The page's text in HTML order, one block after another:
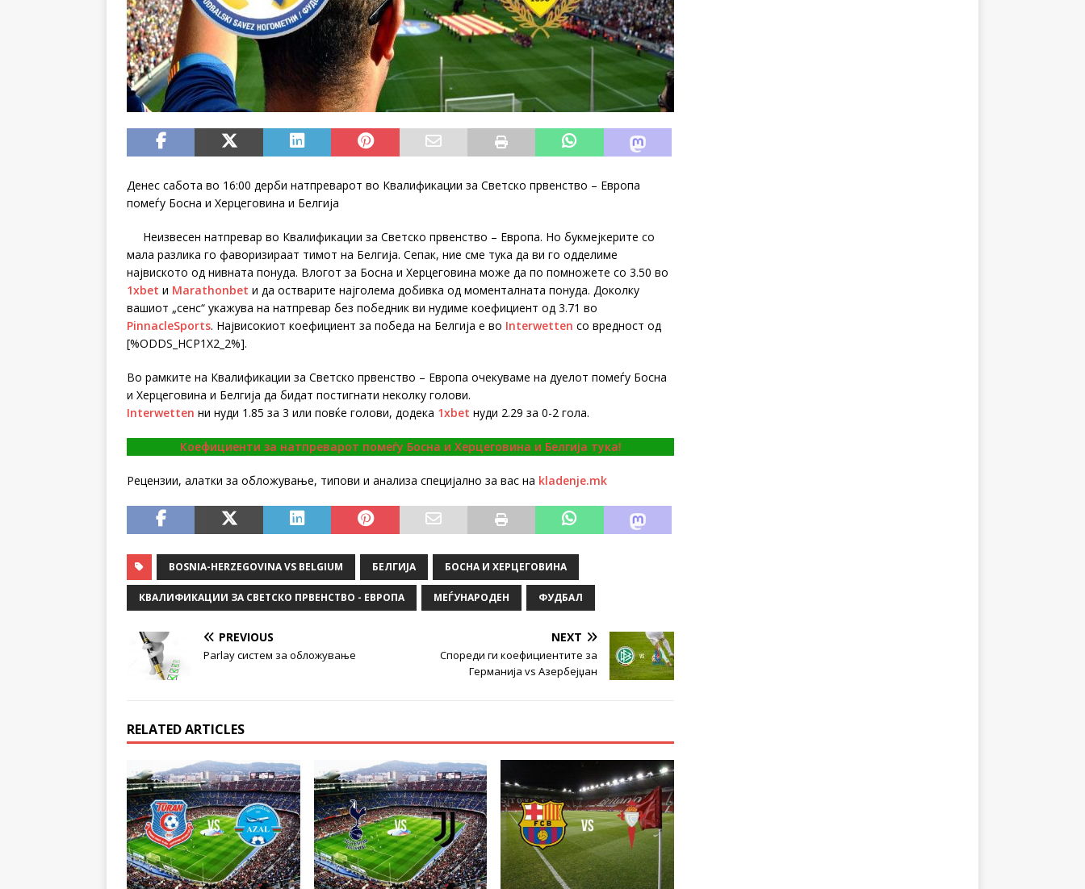
Денес сабота во 16:00 дерби натпреварот во Квалификации за Светско првенство – Европа
помеѓу Босна и Херцеговина и Белгија
Неизвесен натпревар во Квалификации за Светско првенство – Европа. Но букмејкерите со
мала разлика го фаворизираат тимот на Белгија. Сепак, ние сме тука да ви го одделиме
највиското од нивната понуда. Влогот за Босна и Херцеговина може да по помножете со 3.50 во
1xbet и Marathonbet и да остварите најголема добивка од моменталната понуда. Доколку
вашиот „сенс“ укажува на натпревар без победник ви нудиме коефициент од 3.71 во
PinnacleSports. Највисокиот коефициент за победа на Белгија е во Interwetten со вредност од
[%ODDS_HCP1X2_2%].
Во рамките на Квалификации за Светско првенство – Европа очекуваме на дуелот помеѓу Босна
и Херцеговина и Белгија да бидат постигнати неколку голови.
Interwetten ни нуди 1.85 за 3 или повќе голови, додека 1xbet нуди 2.29 за 0-2 гола.
Коефициенти за натпреварот помеѓу Босна и Херцеговина и Белгија тука!
Рецензии, алатки за обложување, типови и анализа специјално за вас на kladenje.mk
BOSNIA-HERZEGOVINA VS BELGIUM БЕЛГИЈА БОСНА И ХЕРЦЕГОВИНА
КВАЛИФИКАЦИИ ЗА СВЕТСКО ПРВЕНСТВО - ЕВРОПА МЕЃУНАРОДЕН ФУДБАЛ
PREVIOUS
Parlay систем за обложување
NEXT
Спореди ги коефициентите за
Германија vs Азербејџан
RELATED ARTICLES